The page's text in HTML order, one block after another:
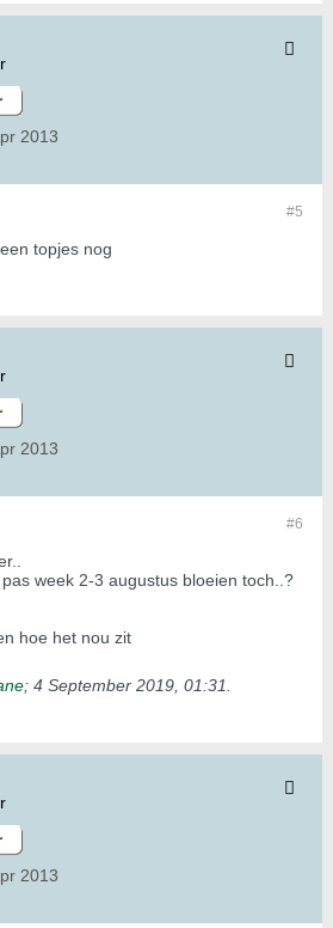
2013
#5
topjes nog
2013
#6
week 2-3 augustus bloeien toch..?
hoe het nou zit
; 4 September 2019, 01:31
2013